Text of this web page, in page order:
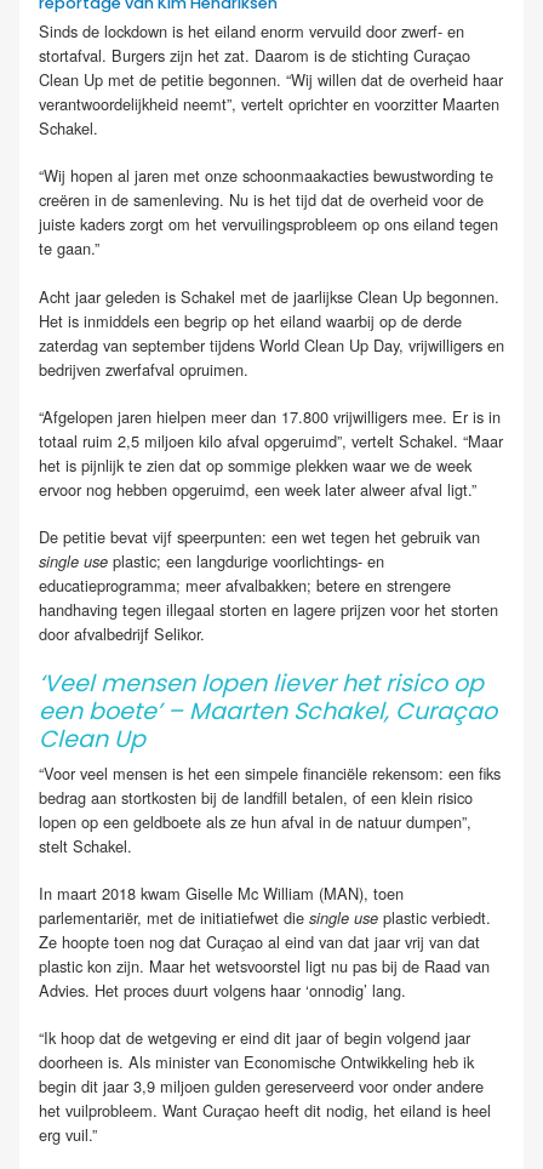
Sinds de lockdown is het eiland enorm vervuild door zwerf- en
stortafval. Burgers zijn het zat. Daarom is de stichting Curaçao
Clean Up met de petitie begonnen. “Wij willen dat de overheid haar
verantwoordelijkheid neemt”, vertelt oprichter en voorzitter Maarten
Schakel.
“Wij hopen al jaren met onze schoonmaakacties bewustwording te
creëren in de samenleving. Nu is het tijd dat de overheid voor de
juiste kaders zorgt om het vervuilingsprobleem op ons eiland tegen
te gaan.”
Acht jaar geleden is Schakel met de jaarlijkse Clean Up begonnen.
Het is inmiddels een begrip op het eiland waarbij op de derde
zaterdag van september tijdens World Clean Up Day, vrijwilligers en
bedrijven zwerfafval opruimen.
“Afgelopen jaren hielpen meer dan 17.800 vrijwilligers mee. Er is in
totaal ruim 2,5 miljoen kilo afval opgeruimd”, vertelt Schakel. “Maar
het is pijnlijk te zien dat op sommige plekken waar we de week
ervoor nog hebben opgeruimd, een week later alweer afval ligt.”
De petitie bevat vijf speerpunten: een wet tegen het gebruik van
single use plastic; een langdurige voorlichtings- en
educatieprogramma; meer afvalbakken; betere en strengere
handhaving tegen illegaal storten en lagere prijzen voor het storten
door afvalbedrijf Selikor.
‘Veel mensen lopen liever het risico op
een boete’ – Maarten Schakel, Curaçao
Clean Up
“Voor veel mensen is het een simpele financiële rekensom: een fiks
bedrag aan stortkosten bij de landfill betalen, of een klein risico
lopen op een geldboete als ze hun afval in de natuur dumpen”,
stelt Schakel.
In maart 2018 kwam Giselle Mc William (MAN), toen
parlementariër, met de initiatiefwet die single use plastic verbiedt.
Ze hoopte toen nog dat Curaçao al eind van dat jaar vrij van dat
plastic kon zijn. Maar het wetsvoorstel ligt nu pas bij de Raad van
Advies. Het proces duurt volgens haar ‘onnodig’ lang.
“Ik hoop dat de wetgeving er eind dit jaar of begin volgend jaar
doorheen is. Als minister van Economische Ontwikkeling heb ik
begin dit jaar 3,9 miljoen gulden gereserveerd voor onder andere
het vuilprobleem. Want Curaçao heeft dit nodig, het eiland is heel
erg vuil.”